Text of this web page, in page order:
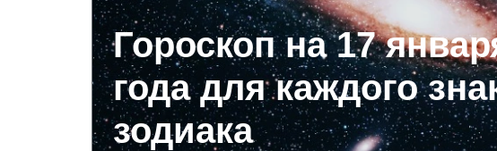
Гороскоп на 17
года для каждого
зодиака